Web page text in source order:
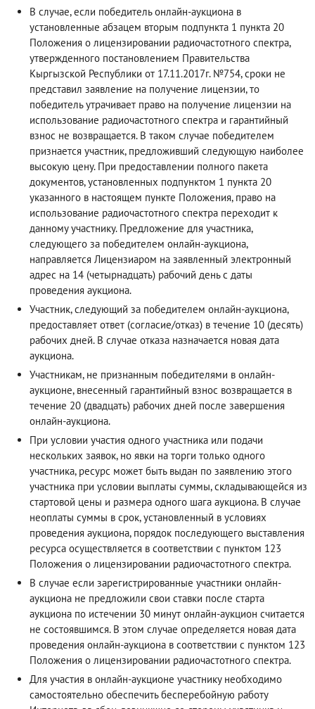
В случае, если победитель онлайн-аукциона в
установленные абзацем вторым подпункта 1 пункта 20
Положения о лицензировании радиочастотного спектра,
утвержденного постановлением Правительства
Кыргызской Республики от 17.11.2017г. №754, сроки не
представил заявление на получение лицензии, то
победитель утрачивает право на получение лицензии на
использование радиочастотного спектра и гарантийный
взнос не возвращается. В таком случае победителем
признается участник, предложивший следующую наиболее
высокую цену. При предоставлении полного пакета
документов, установленных подпунктом 1 пункта 20
указанного в настоящем пункте Положения, право на
использование радиочастотного спектра переходит к
данному участнику. Предложение для участника,
следующего за победителем онлайн-аукциона,
направляется Лицензиаром на заявленный электронный
адрес на 14 (четырнадцать) рабочий день с даты
проведения аукциона.
Участник, следующий за победителем онлайн-аукциона,
предоставляет ответ (согласие/отказ) в течение 10 (десять)
рабочих дней. В случае отказа назначается новая дата
аукциона.
Участникам, не признанным победителями в онлайн-
аукционе, внесенный гарантийный взнос возвращается в
течение 20 (двадцать) рабочих дней после завершения
онлайн-аукциона.
При условии участия одного участника или подачи
нескольких заявок, но явки на торги только одного
участника, ресурс может быть выдан по заявлению этого
участника при условии выплаты суммы, складывающейся из
стартовой цены и размера одного шага аукциона. В случае
неоплаты суммы в срок, установленный в условиях
проведения аукциона, порядок последующего выставления
ресурса осуществляется в соответствии с пунктом 123
Положения о лицензировании радиочастотного спектра.
В случае если зарегистрированные участники онлайн-
аукциона не предложили свои ставки после старта
аукциона по истечении 30 минут онлайн-аукцион считается
не состоявшимся. В этом случае определяется новая дата
проведения онлайн-аукциона в соответствии с пунктом 123
Положения о лицензировании радиочастотного спектра.
Для участия в онлайн-аукционе участнику необходимо
самостоятельно обеспечить бесперебойную работу